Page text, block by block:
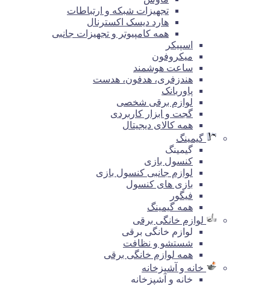
تجهیزات شبکه و ارتباطات
هارد دیسک اکسترنال
همه کامپیوتر و تجهیزات جانبی
اسپیکر
میکروفون
ساعت هوشمند
هندزفری، هدفون، هدست
پاوربانک
لوازم برقی شخصی
گجت و ابزار کاربردی
همه کالای دیجیتال
گیمینگ
گیمینگ
کنسول بازی
لوازم جانبی کنسول بازی
بازی های کنسول
فیگور
همه گیمینگ
لوازم خانگی برقی
لوازم خانگی برقی
شستشو و نظافت
همه لوازم خانگی برقی
خانه و آشپزخانه
خانه و آشپزخانه